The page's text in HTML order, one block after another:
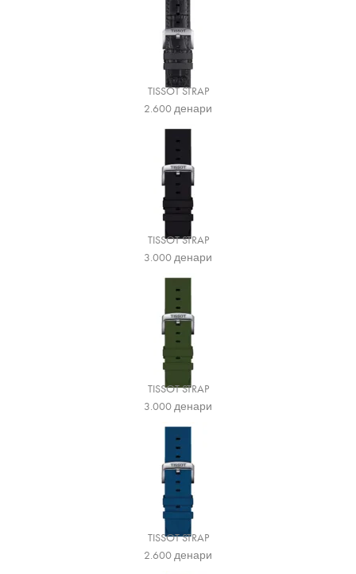
TISSOT STRAP
2.600денари
TISSOT STRAP
3.000денари
TISSOT STRAP
3.000денари
TISSOT STRAP
2.600денари